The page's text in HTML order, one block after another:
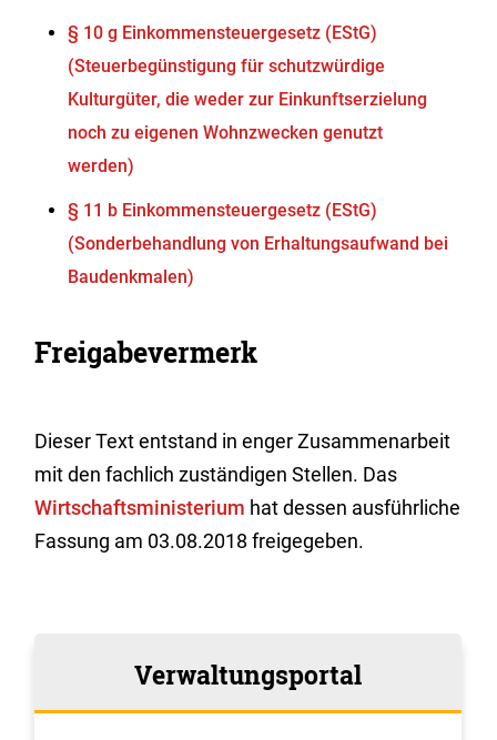
§ 10 g Einkommensteuergesetz (EStG)
(Steuerbegünstigung für schutzwürdige
Kulturgüter, die weder zur Einkunftserzielung
noch zu eigenen Wohnzwecken genutzt
werden)
§ 11 b Einkommensteuergesetz (EStG)
(Sonderbehandlung von Erhaltungsaufwand bei
Baudenkmalen)
Freigabevermerk
Dieser Text entstand in enger Zusammenarbeit
mit den fachlich zuständigen Stellen. Das
Wirtschaftsministerium hat dessen ausführliche
Fassung am 03.08.2018 freigegeben.
Verwaltungsportal